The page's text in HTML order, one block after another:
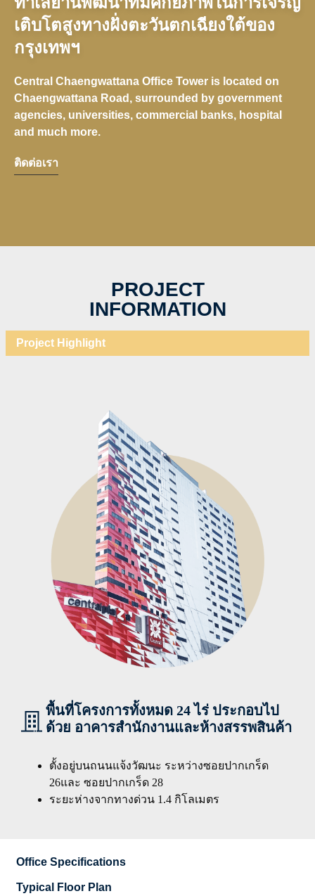
เติบโตสูงทางฝั่งตะวันตกเฉียงใต้ของ
กรุงเทพฯ
Central Chaengwattana Office Tower is located on
Chaengwattana Road, surrounded by government
agencies, universities, commercial banks, hospital
and much more.
ติดต่อเรา
PROJECT
INFORMATION
Project Highlight
พื้นที่โครงการทั้งหมด 24 ไร่ ประกอบไป
ด้วย อาคารสำนักงานและห้างสรรพสินค้า
ตั้งอยู่บนถนนแจ้งวัฒนะ ระหว่างซอยปากเกร็ด
26และ ซอยปากเกร็ด 28
ระยะห่างจากทางด่วน 1.4 กิโลเมตร
Office Specifications
Typical Floor Plan